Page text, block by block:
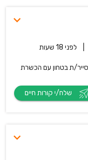
לפני 18 שעות
סייר/ת בטחון עם הכשרת